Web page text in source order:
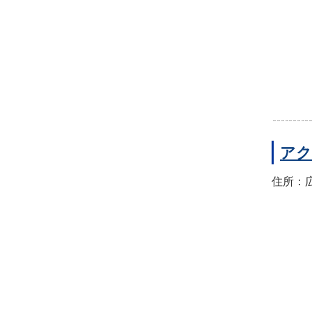
ア
住所：